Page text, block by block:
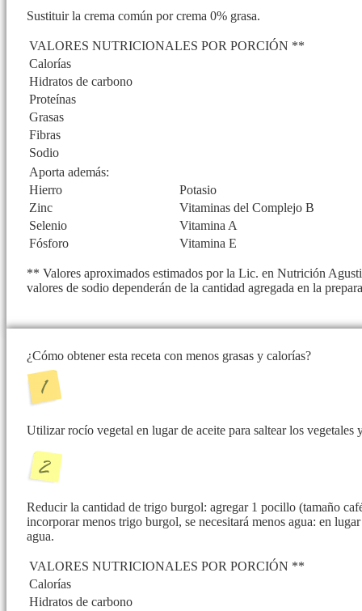
Sustituir la crema común por crema 0% grasa.
VALORES NUTRICIONALES POR PORCIÓN **
Calorías
Hidratos de carbono
Proteínas
Grasas
Fibras
Sodio
Aporta además:
Hierro
Potasio
Zinc
Vitaminas del Complejo B
Selenio
Vitamina A
Fósforo
Vitamina E
** Valores aproximados estimados por la Lic. en Nutrición
valores de sodio dependerán de la cantidad agregada en la
¿Cómo obtener esta receta con menos grasas y calorías?
Utilizar rocío vegetal en lugar de aceite para saltear los vegetales
Reducir la cantidad de trigo burgol: agregar 1 pocillo (tamaño
incorporar menos trigo burgol, se necesitará menos agua: en
agua.
VALORES NUTRICIONALES POR PORCIÓN **
Calorías
Hidratos de carbono